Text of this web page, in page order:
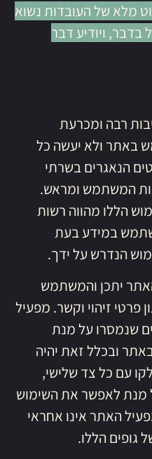
מלא של העובדות נשוא
בדבר, ויודיע דבר
רבה ומכרעת
באתר ולא יעשה כל
הנאגרים בשרתי
המשתמש ומראש.
הללו מהווה רשות
במידע בעת
הנדרש על ידך.
יתכן והמשתמש
פרטי זיהוי וקשר. מפעיל
שנמסרו על מנת
ובכלל זאת יהיה
עם כל צד שלישי,
מנת לאפשר את השימוש
האתר אינו אחראי
גופים הללו.